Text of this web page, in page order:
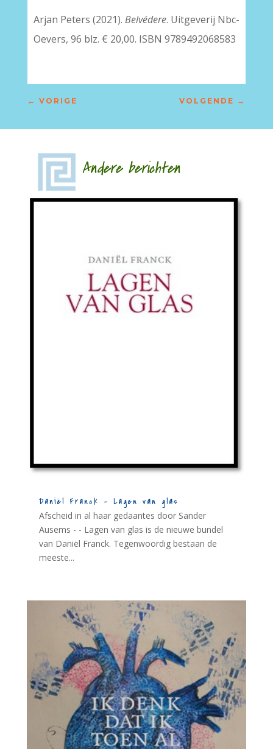
Arjan Peters (2021). Belvédere. Uitgeverij Nbc-
Oevers, 96 blz. € 20,00. ISBN 9789492068583
← VORIGE VOLGENDE →
Andere berichten
Daniël Franck – Lagen van glas
Afscheid in al haar gedaantes door Sander
Ausems - - Lagen van glas is de nieuwe bundel
van Daniël Franck. Tegenwoordig bestaan de
meeste...